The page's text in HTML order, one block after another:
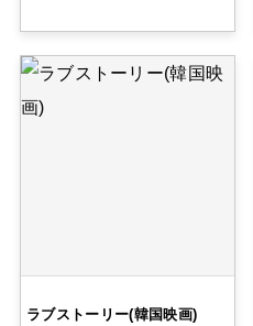
ラブストーリー(韓国映画)